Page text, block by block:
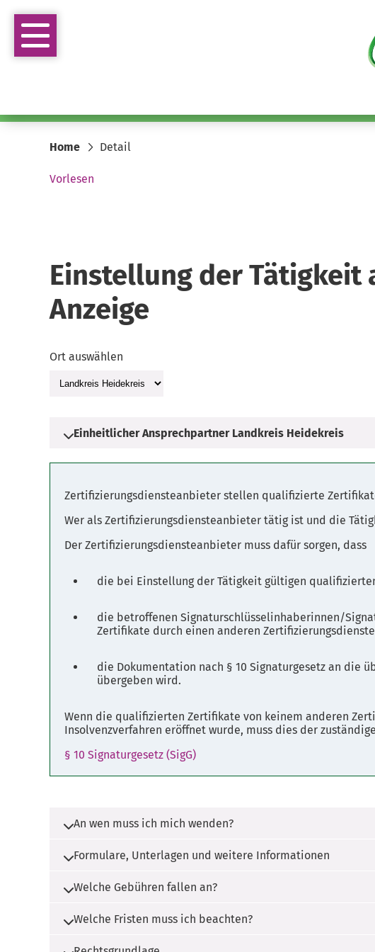
Home Detail
Vorlesen
Einstellung der
Anzeige
Zertifizierungsdiensteanbieter stellen qualifizierte
Wer als Zertifizierungsdiensteanbieter tätig ist und die
Der Zertifizierungsdiensteanbieter muss dafür sorgen, dass
die bei Einstellung der Tätigkeit gültigen
die betroffenen Signaturschlüsselinhaberinnen/
Zertifikate durch einen anderen
die Dokumentation nach § 10 Signaturgesetz an die
übergeben wird.
Wenn die qualifizierten Zertifikate von keinem anderen
Insolvenzverfahren eröffnet wurde, muss dies der
§ 10 Signaturgesetz (SigG)
An wen muss ich mich wenden?
Die Zuständigkeit liegt bei der Bundesnetzagentur.
Dieses Verfahren kann auch über einen
Formulare, Unterlagen und weitere Informationen
Es werden keine Unterlagen benötigt.
Welche Gebühren fallen an?
Es fallen keine Gebühren an.
Welche Fristen muss ich beachten?
Ort auswählen
Einheitlicher Ansprechpartner Landkreis Heidekreis
Harburger Straße 2
29614 Soltau
Fahrplanauskunft